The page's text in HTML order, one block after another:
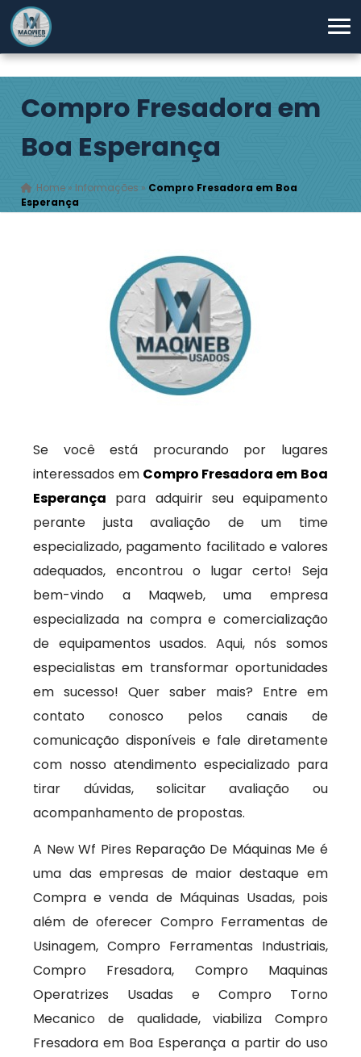
Compro Fresadora em
Boa Esperança
Home » Informações » Compro Fresadora em Boa
Esperança
Se você está procurando por lugares
interessados em Compro Fresadora em Boa
Esperança para adquirir seu equipamento
perante justa avaliação de um time
especializado, pagamento facilitado e valores
adequados, encontrou o lugar certo! Seja
bem-vindo a Maqweb, uma empresa
especializada na compra e comercialização
de equipamentos usados. Aqui, nós somos
especialistas em transformar oportunidades
em sucesso! Quer saber mais? Entre em
contato conosco pelos canais de
comunicação disponíveis e fale diretamente
com nosso atendimento especializado para
tirar dúvidas, solicitar avaliação ou
acompanhamento de propostas.
A New Wf Pires Reparação De Máquinas Me é
uma das empresas de maior destaque em
Compra e venda de Máquinas Usadas, pois
além de oferecer Compro Ferramentas de
Usinagem, Compro Ferramentas Industriais,
Compro Fresadora, Compro Maquinas
Operatrizes Usadas e Compro Torno
Mecanico de qualidade, viabiliza Compro
Fresadora em Boa Esperança a partir do uso